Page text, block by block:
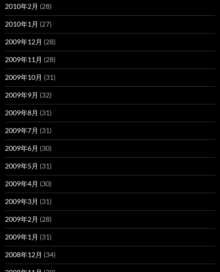
2010年2月 (28)
2010年1月 (27)
2009年12月 (28)
2009年11月 (28)
2009年10月 (31)
2009年9月 (32)
2009年8月 (31)
2009年7月 (31)
2009年6月 (30)
2009年5月 (31)
2009年4月 (30)
2009年3月 (31)
2009年2月 (28)
2009年1月 (31)
2008年12月 (34)